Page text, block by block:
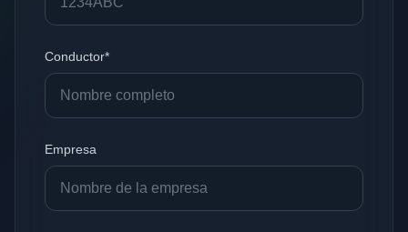
Conductor*
Empresa